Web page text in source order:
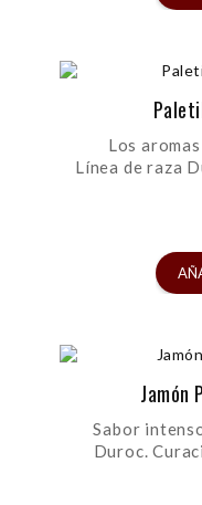
Los aromas
Línea de raza
Jamón
Sabor intenso
Duroc.